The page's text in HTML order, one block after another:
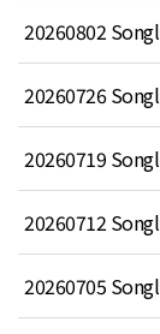
20260802
20260726
20260719
20260712
20260705